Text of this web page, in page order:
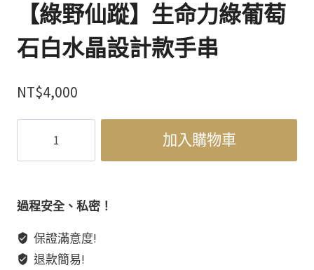
【綠野仙蹤】生命力綠葡萄
石白水晶設計款手串
NT$4,000
仙
生
力
綠
加入購物車
過程安全、私密！
保證滿意度!
退款簡易!